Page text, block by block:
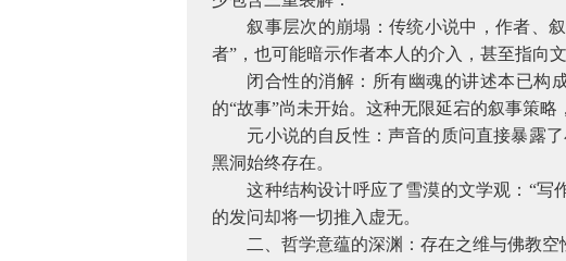
叙事层次的崩塌：传统小说中，作者、
者”，也可能暗示作者本人的介入，甚至指向
闭合性的消解：所有幽魂的讲述本已构
的“故事”尚未开始。这种无限延宕的叙事策略
元小说的自反性：声音的质问直接暴露
黑洞始终存在。
这种结构设计呼应了雪漠的文学观：“写
的发问却将一切推入虚无。
二、哲学意蕴的深渊：存在之维与佛教空